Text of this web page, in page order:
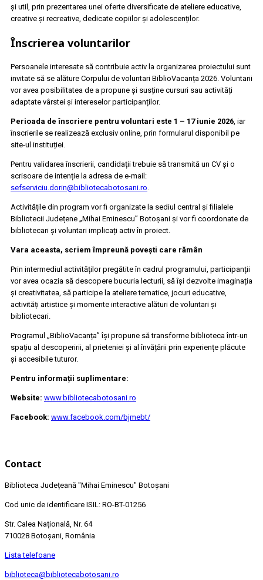
și util, prin prezentarea unei oferte diversificate de ateliere educative,
creative și recreative, dedicate copiilor și adolescenților.
Înscrierea voluntarilor
Persoanele interesate să contribuie activ la organizarea proiectului sunt
invitate să se alăture Corpului de voluntari BiblioVacanța 2026. Voluntarii
vor avea posibilitatea de a propune și susține cursuri sau activități
adaptate vârstei și intereselor participanților.
Perioada de înscriere pentru voluntari este 1 – 17 iunie 2026 , iar
înscrierile se realizează exclusiv online, prin formularul disponibil pe
site-ul instituției.
Pentru validarea înscrierii, candidații trebuie să transmită un CV și o
scrisoare de intenție la adresa de e-mail:
sefserviciu.dorin@bibliotecabotosani.ro
Activitățile din program vor fi organizate la sediul central și filialele
Bibliotecii Județene „Mihai Eminescu” Botoșani și vor fi coordonate de
bibliotecari și voluntari implicați activ în proiect.
Vara aceasta, scriem împreună povești care rămân
Prin intermediul activităților pregătite în cadrul programului, participanții
vor avea ocazia să descopere bucuria lecturii, să își dezvolte imaginația
și creativitatea, să participe la ateliere tematice, jocuri educative,
activități artistice și momente interactive alături de voluntari și
bibliotecari.
Programul „BiblioVacanța” își propune să transforme biblioteca într-un
spațiu al descoperirii, al prieteniei și al învățării prin experiențe plăcute
și accesibile tuturor.
Pentru informații suplimentare:
Website: www.bibliotecabotosani.ro
Facebook: www.facebook.com/bjmebt/
Contact
Biblioteca Județeană "Mihai Eminescu" Botoșani
Cod unic de identificare ISIL: RO-BT-01256
Str. Calea Națională, Nr. 64
710028 Botoșani, România
Lista telefoane
biblioteca@bibliotecabotosani.ro